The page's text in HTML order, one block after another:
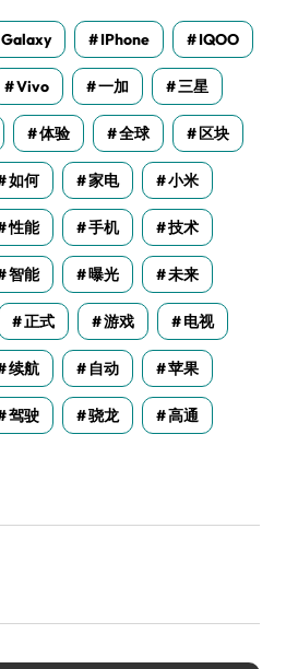
Galaxy IPhone IQOO
Vivo 一加 三星
体验 全球 区块
如何 家电 小米
性能 手机 技术
智能 曝光 未来
正式 游戏 电视
续航 自动 苹果
驾驶 骁龙 高通